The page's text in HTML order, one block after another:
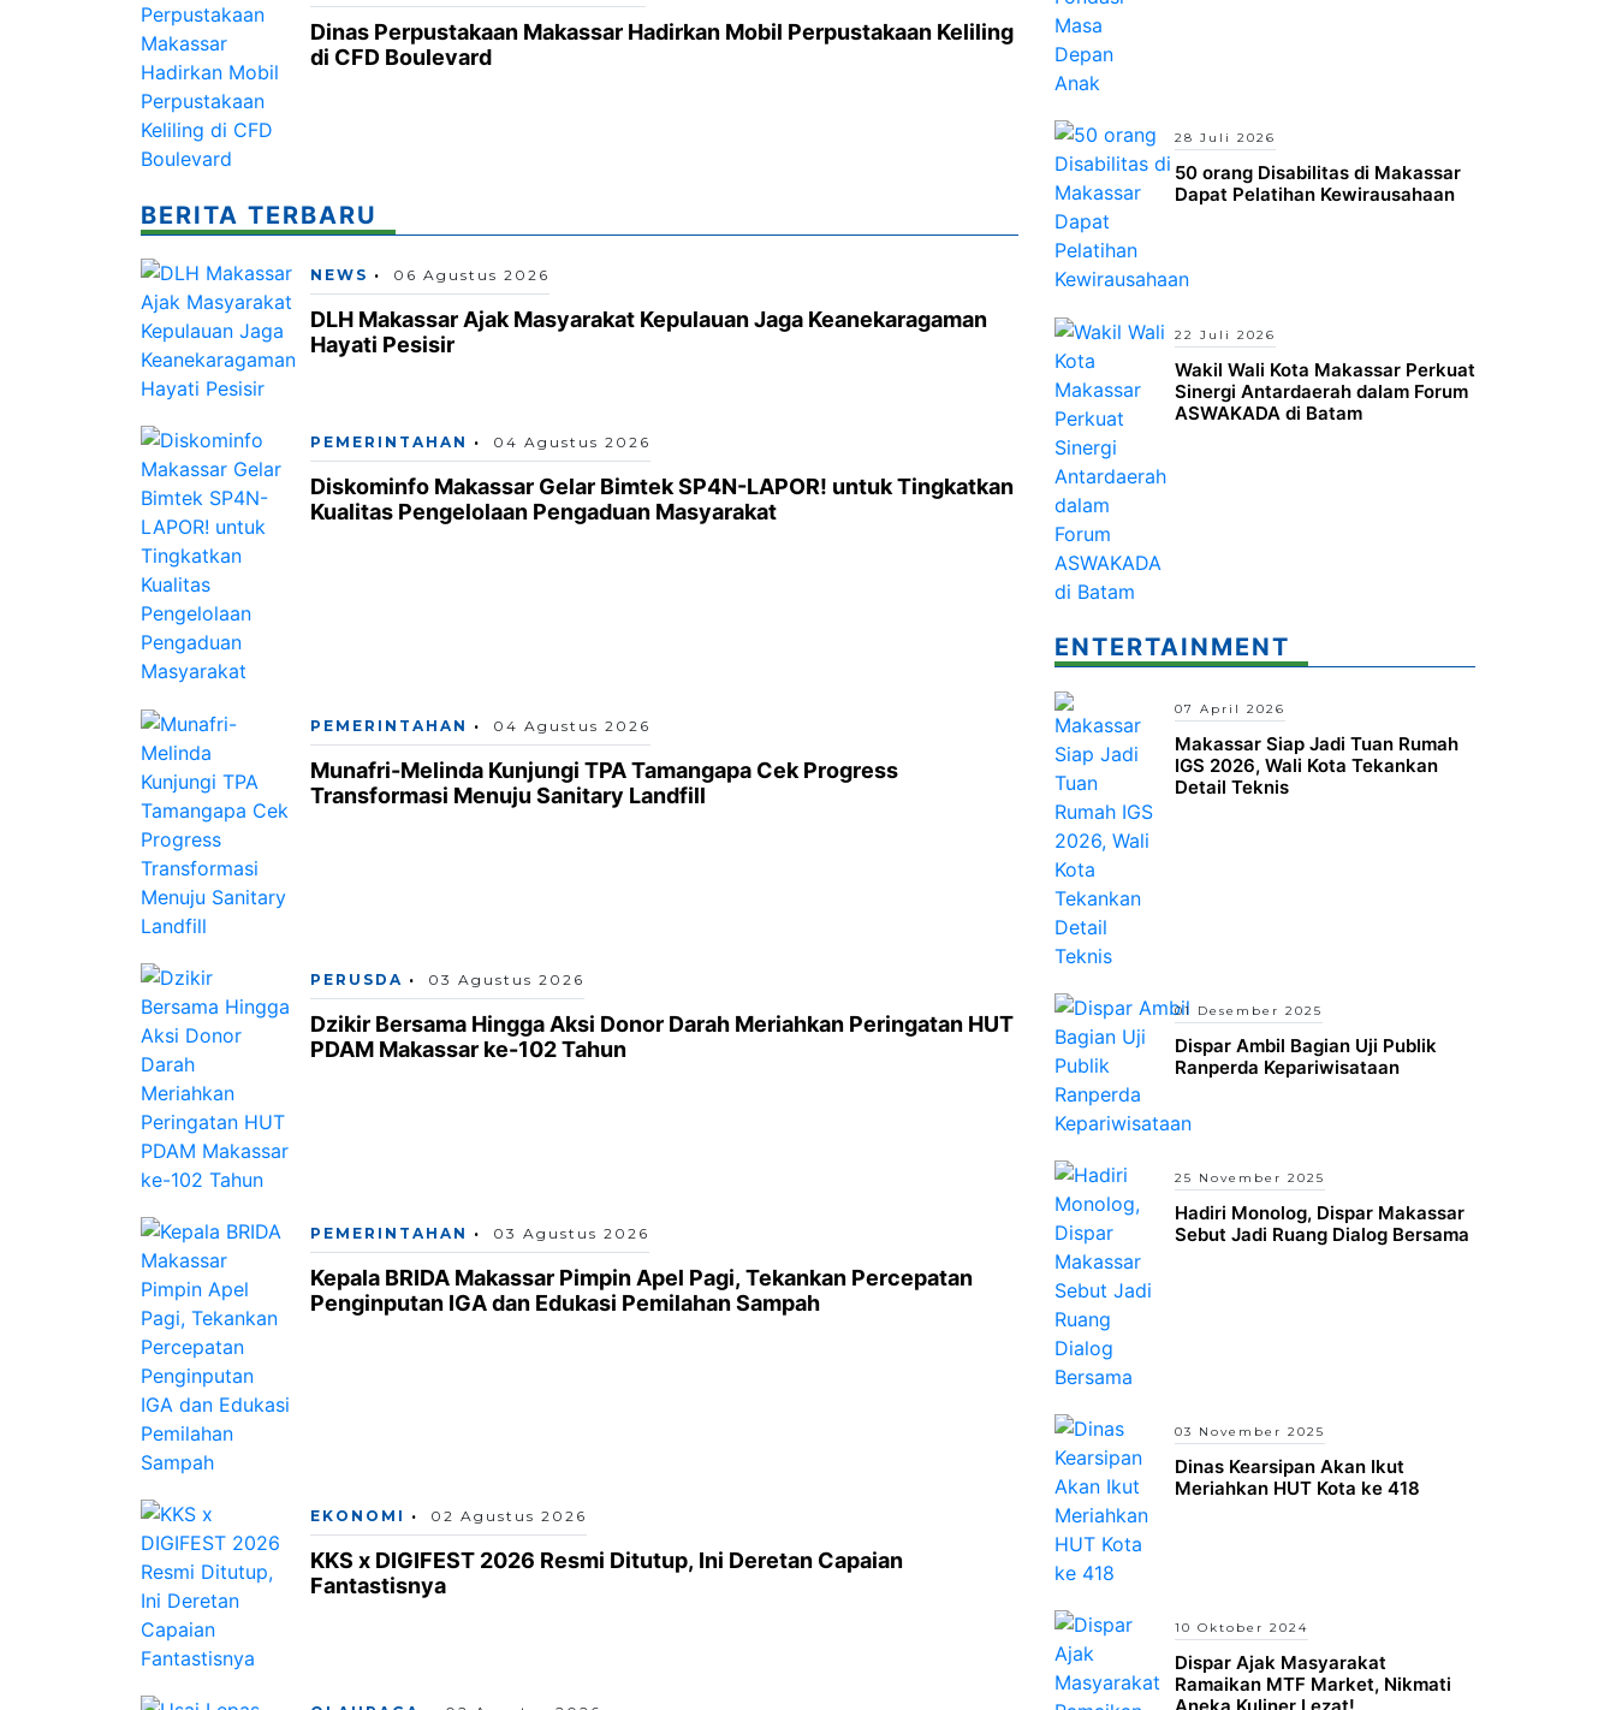
Dinas Perpustakaan Makassar Hadirkan Mobil Perpustakaan Keliling
di CFD Boulevard
BERITA TERBARU
NEWS 06 Agustus 2026
DLH Makassar Ajak Masyarakat Kepulauan Jaga Keanekaragaman
Hayati Pesisir
PEMERINTAHAN 04 Agustus 2026
Diskominfo Makassar Gelar Bimtek SP4N-LAPOR! untuk Tingkatkan
Kualitas Pengelolaan Pengaduan Masyarakat
PEMERINTAHAN 04 Agustus 2026
Munafri-Melinda Kunjungi TPA Tamangapa Cek Progress
Transformasi Menuju Sanitary Landfill
PERUSDA 03 Agustus 2026
Dzikir Bersama Hingga Aksi Donor Darah Meriahkan Peringatan HUT
PDAM Makassar ke-102 Tahun
PEMERINTAHAN 03 Agustus 2026
Kepala BRIDA Makassar Pimpin Apel Pagi, Tekankan Percepatan
Penginputan IGA dan Edukasi Pemilahan Sampah
EKONOMI 02 Agustus 2026
KKS x DIGIFEST 2026 Resmi Ditutup, Ini Deretan Capaian
Fantastisnya
28 Juli 2026
50 orang Disabilitas di Makassar
Dapat Pelatihan Kewirausahaan
22 Juli 2026
Wakil Wali Kota Makassar Perkuat
Sinergi Antardaerah dalam Forum
ASWAKADA di Batam
ENTERTAINMENT
07 April 2026
Makassar Siap Jadi Tuan Rumah
IGS 2026, Wali Kota Tekankan
Detail Teknis
01 Desember 2025
Dispar Ambil Bagian Uji Publik
Ranperda Kepariwisataan
25 November 2025
Hadiri Monolog, Dispar Makassar
Sebut Jadi Ruang Dialog Bersama
03 November 2025
Dinas Kearsipan Akan Ikut
Meriahkan HUT Kota ke 418
10 Oktober 2024
Dispar Ajak Masyarakat
Ramaikan MTF Market, Nikmati